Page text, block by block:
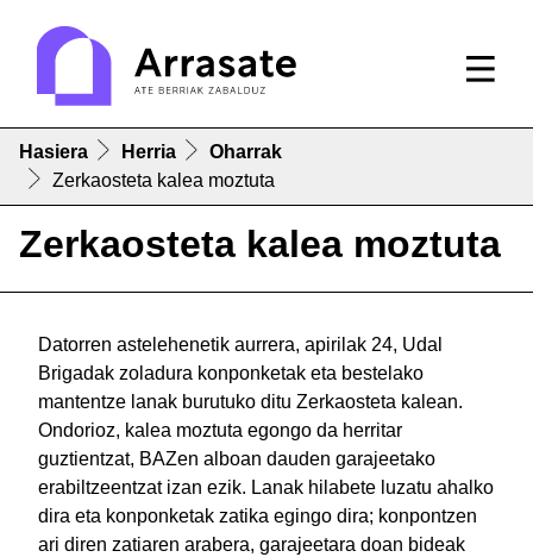
Hasiera Herria
Oharrak
Zerkaosteta kalea moztuta
Zerkaosteta kalea moztuta
Datorren astelehenetik aurrera, apirilak 24, Udal
Brigadak zoladura konponketak eta bestelako
mantentze lanak burutuko ditu Zerkaosteta kalean.
Ondorioz, kalea moztuta egongo da herritar
guztientzat, BAZen alboan dauden garajeetako
erabiltzeentzat izan ezik. Lanak hilabete luzatu ahalko
dira eta konponketak zatika egingo dira; konpontzen
ari diren zatiaren arabera, garajeetara doan bideak